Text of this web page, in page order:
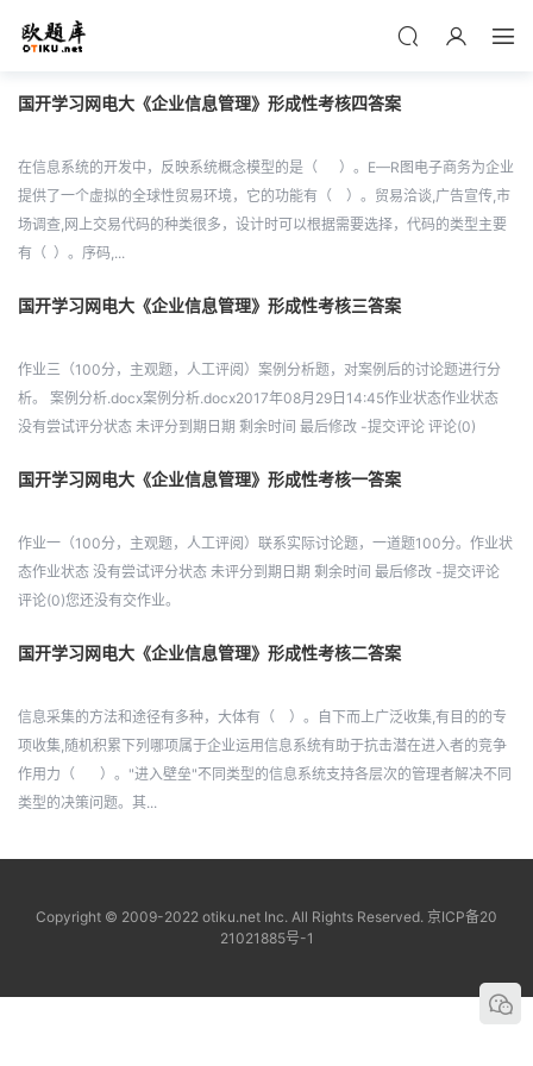
国开学习网电大《企业信息管理》形成性考核四答案
在信息系统的开发中，反映系统概念模型的是（ ）。E—R图电子商务为企业
提供了一个虚拟的全球性贸易环境，它的功能有（ ）。贸易洽谈,广告宣传,市
场调查,网上交易代码的种类很多，设计时可以根据需要选择，代码的类型主要
有（ ）。序码,...
国开学习网电大《企业信息管理》形成性考核三答案
作业三（100分，主观题，人工评阅）案例分析题，对案例后的讨论题进行分
析。 案例分析.docx案例分析.docx2017年08月29日14:45作业状态作业状态
没有尝试评分状态 未评分到期日期 剩余时间 最后修改 -提交评论 评论(0)
国开学习网电大《企业信息管理》形成性考核一答案
作业一（100分，主观题，人工评阅）联系实际讨论题，一道题100分。作业状
态作业状态 没有尝试评分状态 未评分到期日期 剩余时间 最后修改 -提交评论
评论(0)您还没有交作业。
国开学习网电大《企业信息管理》形成性考核二答案
信息采集的方法和途径有多种，大体有（ ）。自下而上广泛收集,有目的的专
项收集,随机积累下列哪项属于企业运用信息系统有助于抗击潜在进入者的竞争
作用力（ ）。"进入壁垒"不同类型的信息系统支持各层次的管理者解决不同
类型的决策问题。其...
Copyright © 2009-2022 otiku.net Inc. All Rights Reserved. 京ICP备20
21021885号-1